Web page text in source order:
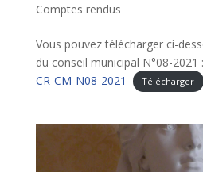
Comptes rendus
Vous pouvez télécharger ci-
du conseil municipal N°08-2021 :
CR-CM-N08-2021
Télécharger